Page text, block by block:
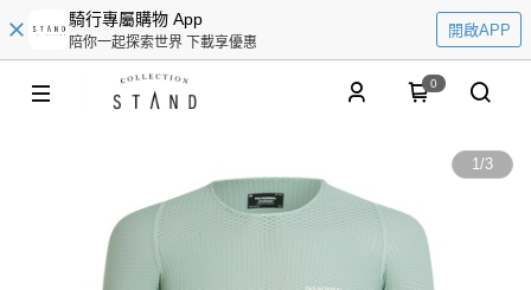
騎行專屬購物 App
陪你一起探索世界 下載享優惠
開啟APP
0
1/3